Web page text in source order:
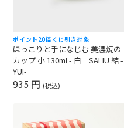
ポイント20倍 くじ引き対象
ほっこりと手になじむ 美濃焼の
カップ 小 130ml - 白｜SALIU 結 -
YUI-
935 円 (税込)